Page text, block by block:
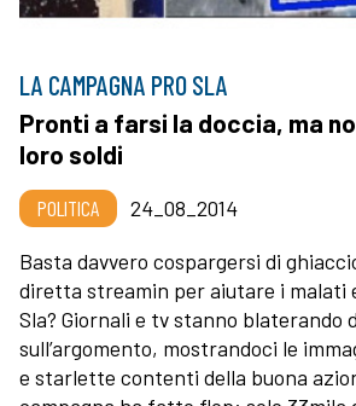
LA CAMPAGNA PRO SLA
Pronti a farsi la doccia, ma
loro soldi
POLITICA
24_08_2014
Basta davvero cospargersi di
diretta streamin per aiutare i malati
Sla? Giornali e tv stanno blaterando
sull’argomento, mostrandoci le
e starlette contenti della buona